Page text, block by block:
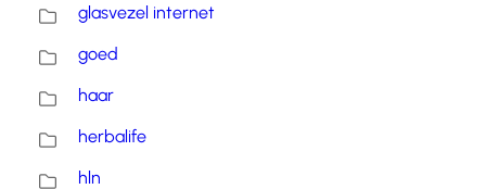
glasvezel internet
goed
haar
herbalife
hln